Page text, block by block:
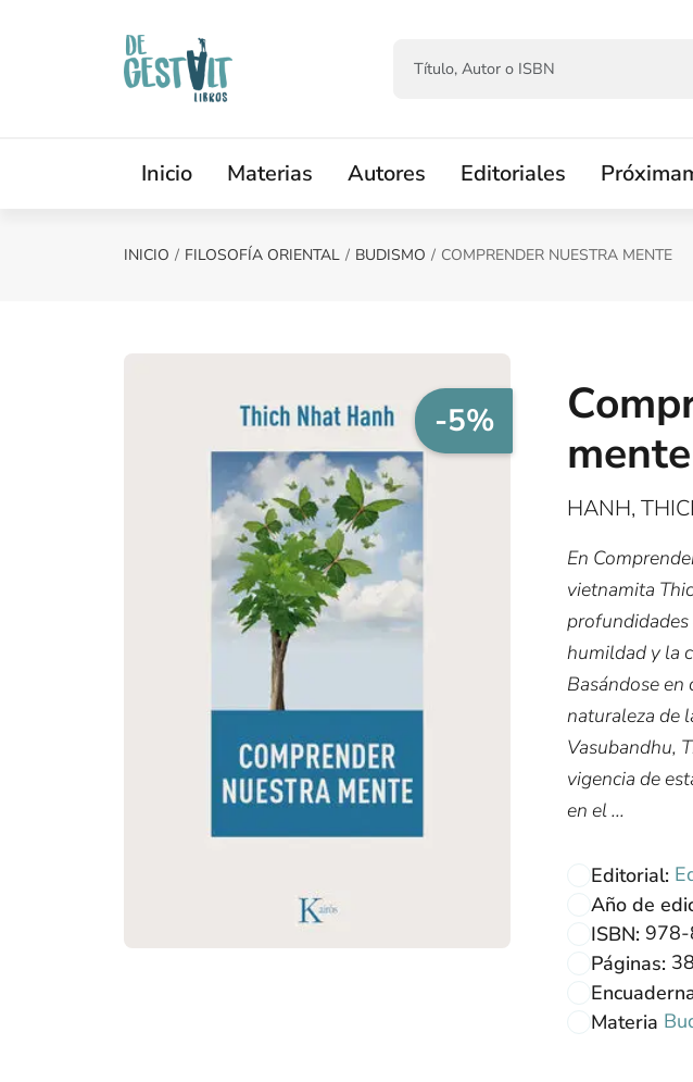
Inicio Materias Autores Editoriales
INICIO FILOSOFÍA ORIENTAL BUDISMO COMPRENDER NUESTRA MENTE
-5%
mente
HANH,
En
vietnamita
profundidades
humildad y la
Basándose en
naturaleza de
Vasubandhu,
vigencia de
en el ...
Editorial:
Año de
ISBN:
Páginas:
Materia